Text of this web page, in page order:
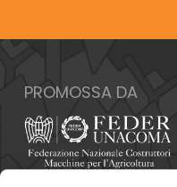
PROMOSSA DA